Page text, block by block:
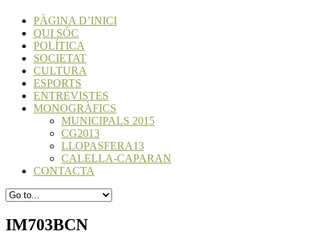
PÀGINA D’INICI
QUI SÓC
POLÍTICA
SOCIETAT
CULTURA
ESPORTS
ENTREVISTES
MONOGRÀFICS
MUNICIPALS 2015
CG2013
LLOPASFERA13
CALELLA-CAPARAN
CONTACTA
IM703BCN